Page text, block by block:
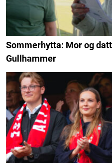
Sommerhytta: Mor og
Gullhammer